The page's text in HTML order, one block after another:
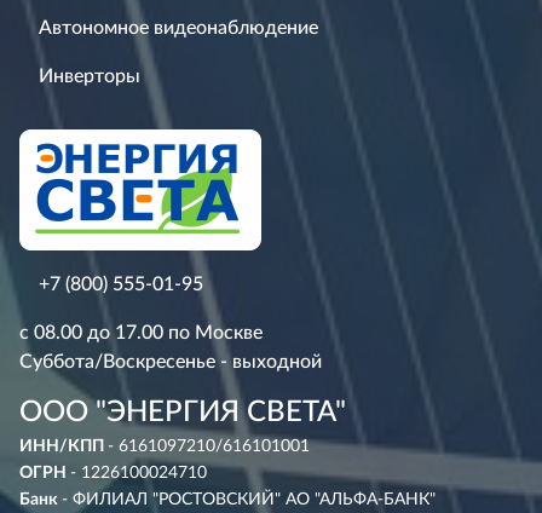
Автономное видеонаблюдение
Инверторы
+7 (800) 555-01-95
с 08.00 до 17.00 по Москве
Суббота/Воскресенье - выходной
ООО "ЭНЕРГИЯ СВЕТА"
ИНН/КПП - 6161097210/616101001
ОГРН - 1226100024710
Банк - ФИЛИАЛ "РОСТОВСКИЙ" АО "АЛЬФА-БАНК"